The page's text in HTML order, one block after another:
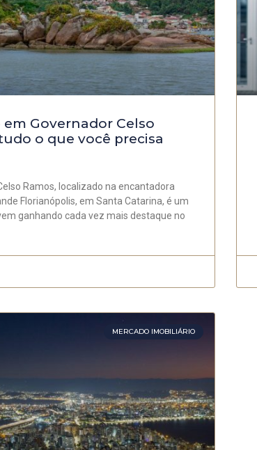
Governador Celso
o que você precisa
Ramos, localizado na encantadora
Florianópolis, em Santa Catarina, é um
ganhando cada vez mais destaque no
MERCADO IMOBILIÁRIO